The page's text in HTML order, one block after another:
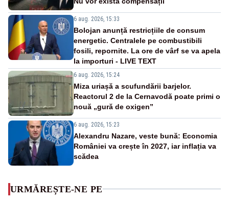
6 aug. 2026, 15:33
Bolojan anunță restricțiile de consum
energetic. Centralele pe combustibili
fosili, repornite. La ore de vârf se va apela
la importuri - LIVE TEXT
6 aug. 2026, 15:24
Miza uriașă a scufundării barjelor.
Reactorul 2 de la Cernavodă poate primi o
nouă „gură de oxigen”
6 aug. 2026, 15:23
Alexandru Nazare, veste bună: Economia
României va crește în 2027, iar inflația va
scădea
URMĂREȘTE-NE PE